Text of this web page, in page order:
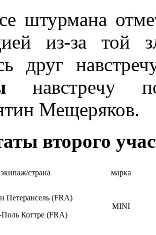
из-за той
друг
навстречу
Мещеряков.
второго
экипаж/страна марка
Петерансель (FRA)
Коттре (FRA)
MINI